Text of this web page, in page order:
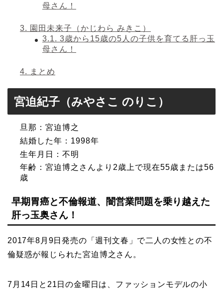
母さん！
3. 園田未来子（かじわら みきこ）
3.1. 3歳から15歳の5人の子供を育てる肝っ玉
母さん！
4. まとめ
宮迫紀子（みやさこ のりこ）
旦那：宮迫博之
結婚した年：1998年
生年月日：不明
年齢：宮迫博之さんより2歳上で現在55歳または56
歳
早期胃癌と不倫報道、闇営業問題を乗り越えた
肝っ玉奥さん！
2017年8月9日発売の「週刊文春」で二人の女性との不
倫疑惑が報じられた宮迫博之さん。
7月14日と21日の金曜日は、ファッションモデルの小